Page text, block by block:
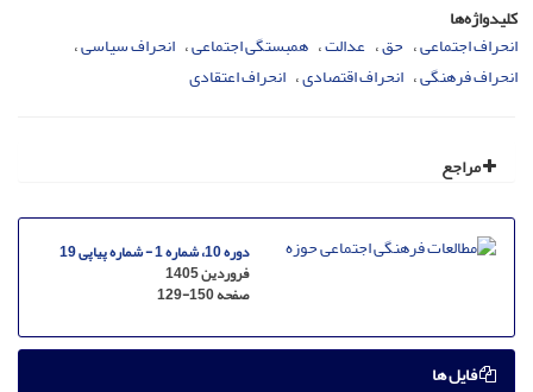
کلیدواژه‌ها
انحراف‌ اجتماعی حق عدالت همبستگی اجتماعی انحراف سیاسی
انحراف فرهنگی انحراف اقتصادی انحراف اعتقادی
مراجع
دوره 10، شماره 1 - شماره پیاپی 19
فروردین 1405
صفحه129-150
فایل ها